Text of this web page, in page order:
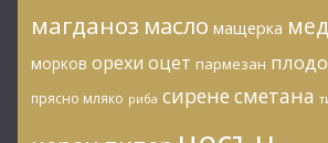
магданоз масло мащерка мед
морков орехи оцет пармезан
прясно мляко риба сирене сметана